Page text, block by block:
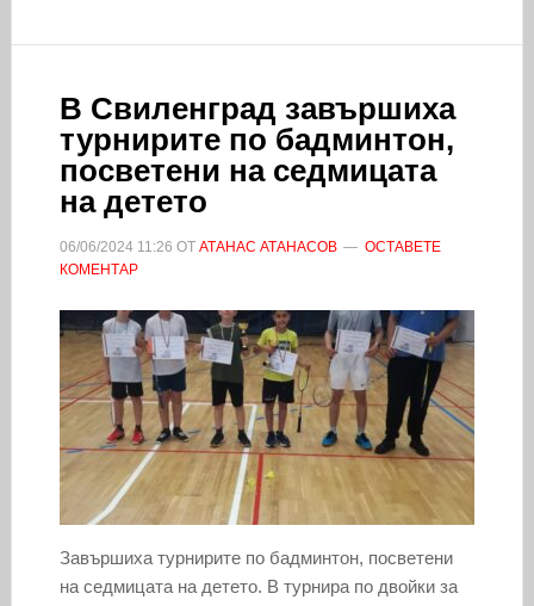
В Свиленград завършиха
турнирите по бадминтон,
посветени на седмицата
на детето
06/06/2024 11:26 ОТ АТАНАС АТАНАСОВ
ОСТАВЕТЕ
КОМЕНТАР
Завършиха турнирите по бадминтон, посветени
на седмицата на детето. В турнира по двойки за